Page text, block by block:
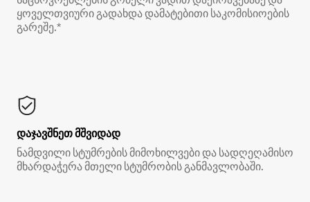
ყოველთვიური გადახდა დამატებითი საკომისიოების
გარეშე.*
დაჯავშნეთ მშვიდად
ნამდვილი სტუმრების მიმოხილვები და სადღეღამისო
მხარდაჭერა მთელი სტუმრობის განმავლობაში.